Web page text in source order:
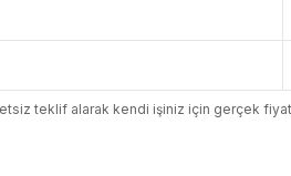
teklif alarak kendi işiniz için gerçek